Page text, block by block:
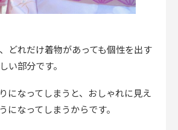
どれだけ着物があっても個性を出す
い部分です。
になってしまうと、おしゃれに見え
になってしまうからです。